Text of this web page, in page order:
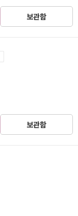
보관함
보관함